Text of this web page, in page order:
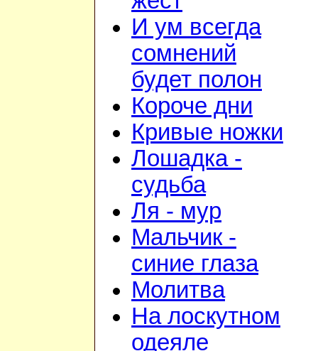
И ум всегда
сомнений
будет полон
Короче дни
Кривые ножки
Лошадка -
судьба
Ля - мур
Мальчик -
синие глаза
Молитва
На лоскутном
одеяле